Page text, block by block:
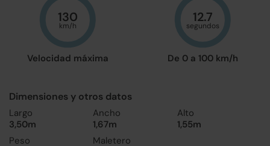
Velocidad máxima
130
km/h
De 0 a 100 km/h
12.7
segundos
Dimensiones y otros datos
Largo
3,50m
Ancho
1,67m
Alto
1,55m
Peso
Maletero